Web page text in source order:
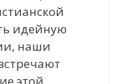
идейную
наши